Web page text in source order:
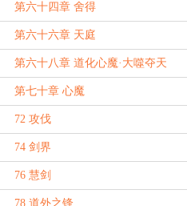
第六十四章 舍得
第六十六章 天庭
第六十八章 道化心魔·大噬夺天
第七十章 心魔
72 攻伐
74 剑界
76 慧剑
78 道外之锋